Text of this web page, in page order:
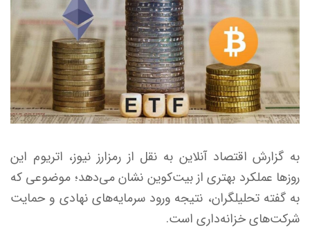
به گزارش اقتصاد آنلاین به نقل از رمزارز نیوز، اتریوم این
روز‌ها عملکرد بهتری از بیت‌کوین نشان می‌دهد؛ موضوعی که
به گفته تحلیلگران، نتیجه ورود سرمایه‌های نهادی و حمایت
شرکت‌های خزانه‌داری است.